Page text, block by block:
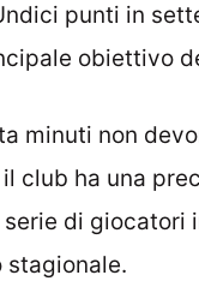
punti in
obiettivo
minuti non
club ha una
di